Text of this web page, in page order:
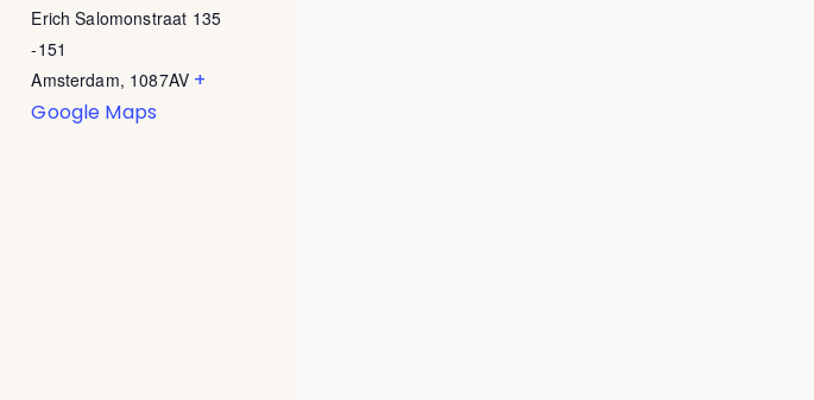
Erich Salomonstraat 135
-151
Amsterdam, 1087AV +
Google Maps